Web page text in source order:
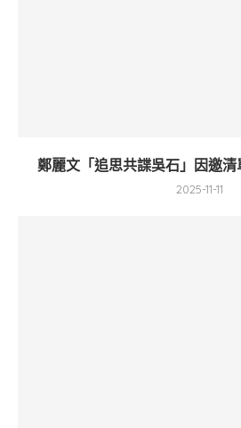
鄭麗文「追思共諜吳石」因邀
2025-11-11